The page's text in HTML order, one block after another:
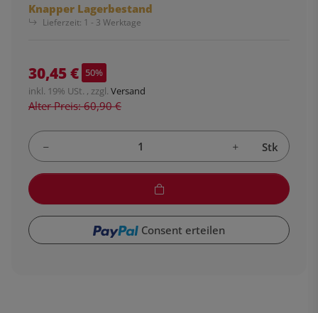
Knapper Lagerbestand
Lieferzeit: 1 - 3 Werktage
30,45 € 50%
inkl. 19% USt. , zzgl. Versand
Alter Preis: 60,90 €
Stk
Consent erteilen